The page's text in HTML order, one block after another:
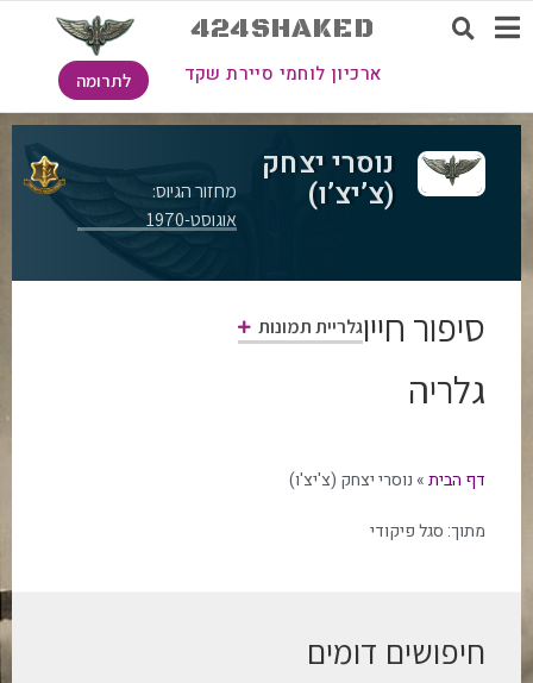
424SHAKED
ארכיון לוחמי סיירת שקד לתרומה
נוסרי יצחק
(צ’יצ’ו)
מחזור הגיוס:
אוגוסט-1970
סיפור חייוגלריית תמונות
גלריה
דף הבית» נוסרי יצחק (צ'יצ'ו)
מתוך: סגל פיקודי
חיפושים דומים